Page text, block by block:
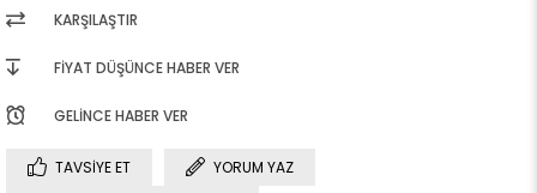
KARŞILAŞTIR
FIYAT DÜŞÜNCE HABER VER
GELINCE HABER VER
TAVSIYE ET
YORUM YAZ